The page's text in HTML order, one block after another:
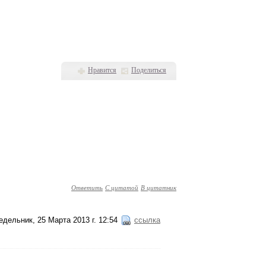
Нравится Поделиться
Ответить С цитатой В цитатник
25 Марта 2013 г. 12:54 ссылка